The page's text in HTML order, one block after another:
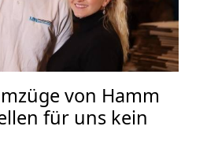
von Hamm
für uns kein